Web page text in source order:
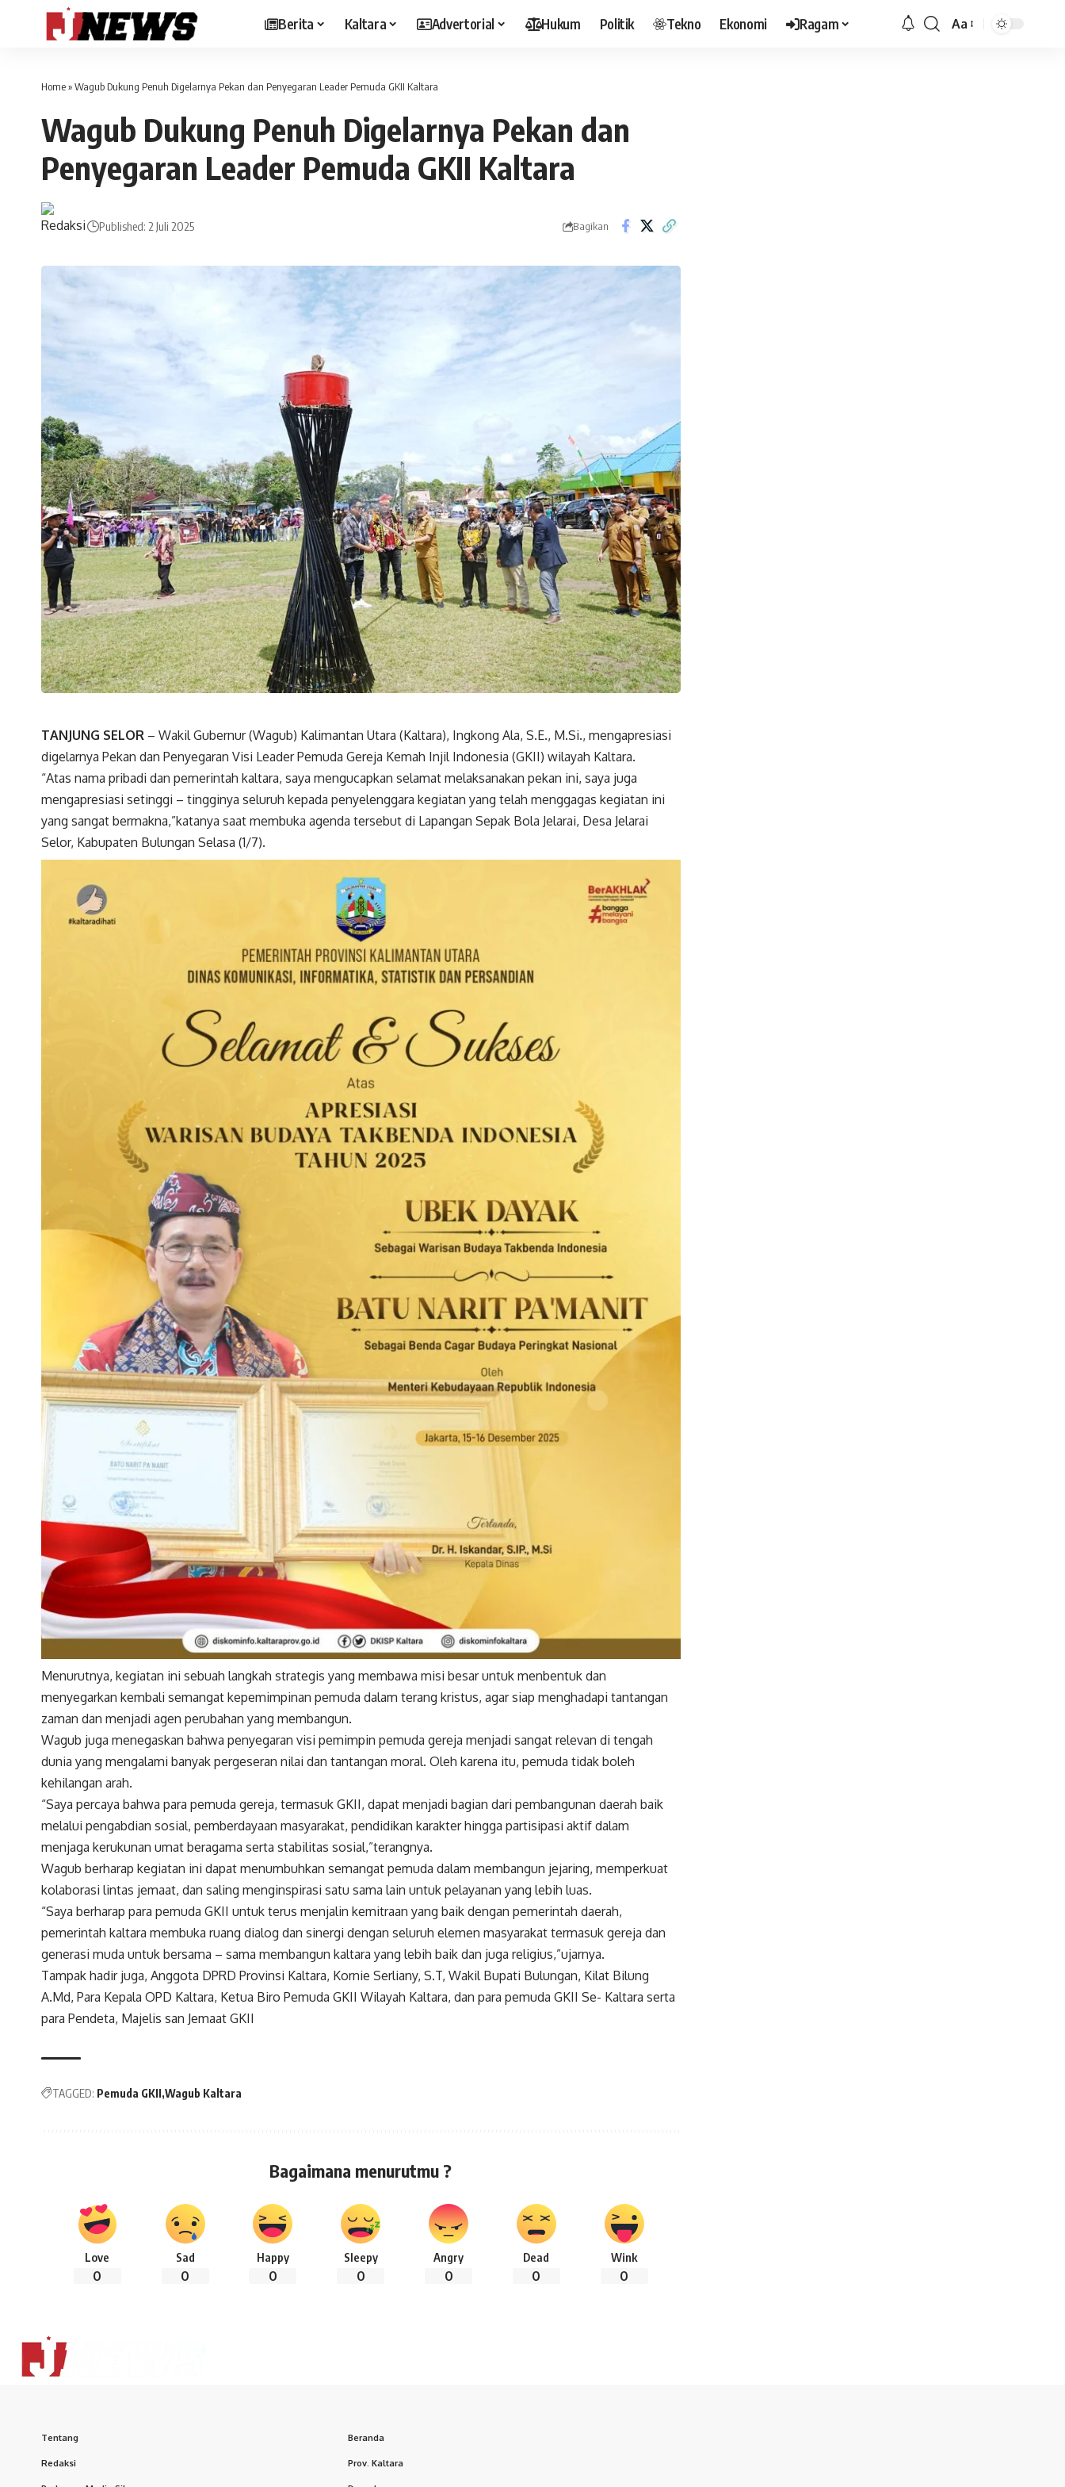
Berita Kaltara Advertorial Hukum Politik Tekno Ekonomi Ragam
Font
Aa
Home»Wagub Dukung Penuh Digelarnya Pekan dan Penyegaran Leader Pemuda GKII Kaltara
Wagub Dukung Penuh Digelarnya Pekan dan
Penyegaran Leader Pemuda GKII Kaltara
Published: 2 Juli 2025 Bagikan
TANJUNG SELOR – Wakil Gubernur (Wagub) Kalimantan Utara (Kaltara), Ingkong Ala, S.E., M.Si., mengapresiasi
digelarnya Pekan dan Penyegaran Visi Leader Pemuda Gereja Kemah Injil Indonesia (GKII) wilayah Kaltara.
“Atas nama pribadi dan pemerintah kaltara, saya mengucapkan selamat melaksanakan pekan ini, saya juga
mengapresiasi setinggi – tingginya seluruh kepada penyelenggara kegiatan yang telah menggagas kegiatan ini
yang sangat bermakna,”katanya saat membuka agenda tersebut di Lapangan Sepak Bola Jelarai, Desa Jelarai
Selor, Kabupaten Bulungan Selasa (1/7).
Menurutnya, kegiatan ini sebuah langkah strategis yang membawa misi besar untuk menbentuk dan
menyegarkan kembali semangat kepemimpinan pemuda dalam terang kristus, agar siap menghadapi tantangan
zaman dan menjadi agen perubahan yang membangun.
Wagub juga menegaskan bahwa penyegaran visi pemimpin pemuda gereja menjadi sangat relevan di tengah
dunia yang mengalami banyak pergeseran nilai dan tantangan moral. Oleh karena itu, pemuda tidak boleh
kehilangan arah.
“Saya percaya bahwa para pemuda gereja, termasuk GKII, dapat menjadi bagian dari pembangunan daerah baik
melalui pengabdian sosial, pemberdayaan masyarakat, pendidikan karakter hingga partisipasi aktif dalam
menjaga kerukunan umat beragama serta stabilitas sosial,”terangnya.
Wagub berharap kegiatan ini dapat menumbuhkan semangat pemuda dalam membangun jejaring, memperkuat
kolaborasi lintas jemaat, dan saling menginspirasi satu sama lain untuk pelayanan yang lebih luas.
“Saya berharap para pemuda GKII untuk terus menjalin kemitraan yang baik dengan pemerintah daerah,
pemerintah kaltara membuka ruang dialog dan sinergi dengan seluruh elemen masyarakat termasuk gereja dan
generasi muda untuk bersama – sama membangun kaltara yang lebih baik dan juga religius,”ujarnya.
Tampak hadir juga, Anggota DPRD Provinsi Kaltara, Kornie Serliany, S.T, Wakil Bupati Bulungan, Kilat Bilung
A.Md, Para Kepala OPD Kaltara, Ketua Biro Pemuda GKII Wilayah Kaltara, dan para pemuda GKII Se- Kaltara serta
para Pendeta, Majelis san Jemaat GKII
TAGGED: Pemuda GKII Wagub Kaltara
Bagaimana menurutmu ?
Love
0
Sad
0
Happy
0
Sleepy
0
Angry
0
Dead
0
Wink
0
Tentang
Redaksi
Beranda
Prov. Kaltara